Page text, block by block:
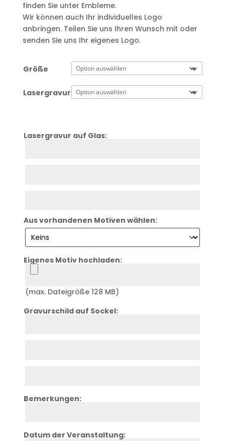
finden Sie unter Embleme.
Wir können auch Ihr individuelles Logo
anbringen. Teilen Sie uns Ihren Wunsch mit oder
senden Sie uns Ihr eigenes Logo.
Größe
Lasergravur
Lasergravur auf Glas:
Aus vorhandenen Motiven wählen:
Eigenes Motiv hochladen:
Logo
(max. Dateigröße 128 MB)
Gravurschild auf Sockel:
Bemerkungen:
Datum der Veranstaltung: